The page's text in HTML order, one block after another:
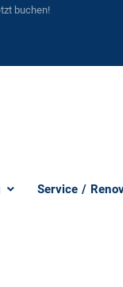
buchen!
Service /